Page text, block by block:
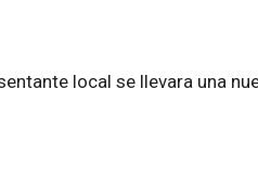
local se llevara una